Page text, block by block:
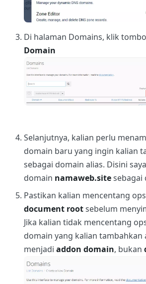
Di halaman Domains, klik
Domain
Selanjutnya, kalian perlu
domain baru yang ingin kalian
sebagai domain alias. Disini
domain namaweb.sitesebagai
Pastikan kalian mencentang
document rootsebelum
Jika kalian tidak mencentang
domain yang kalian tambahkan
menjadi addon domain, bukan